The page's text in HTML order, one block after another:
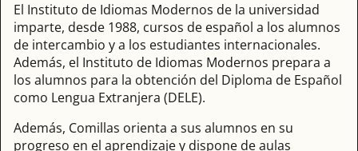
El Instituto de Idiomas Modernos de la universidad
imparte, desde 1988, cursos de español a los alumnos
de intercambio y a los estudiantes internacionales.
Además, el Instituto de Idiomas Modernos prepara a
los alumnos para la obtención del Diploma de Español
como Lengua Extranjera (DELE).
Además, Comillas orienta a sus alumnos en su
progreso en el aprendizaje y dispone de aulas